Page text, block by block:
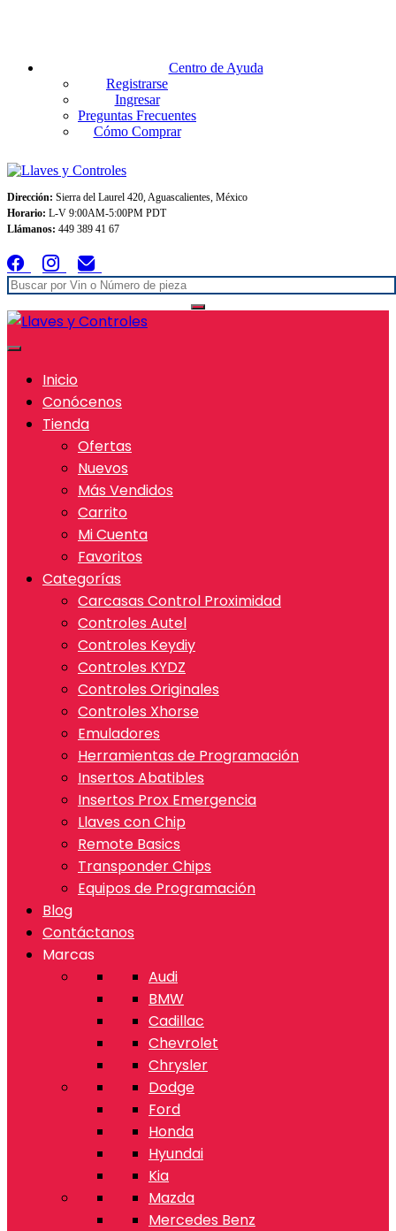
Centro de Ayuda
Registrarse
Ingresar
Preguntas Frecuentes
Cómo Comprar
Dirección: Sierra del Laurel 420, Aguascalientes, México
Horario: L-V 9:00AM-5:00PM PDT
Llámanos: 449 389 41 67
Inicio
Conócenos
Tienda
Ofertas
Nuevos
Más Vendidos
Carrito
Mi Cuenta
Favoritos
Categorías
Carcasas Control Proximidad
Controles Autel
Controles Keydiy
Controles KYDZ
Controles Originales
Controles Xhorse
Emuladores
Herramientas de Programación
Insertos Abatibles
Insertos Prox Emergencia
Llaves con Chip
Remote Basics
Transponder Chips
Equipos de Programación
Blog
Contáctanos
Marcas
Audi
BMW
Cadillac
Chevrolet
Chrysler
Dodge
Ford
Honda
Hyundai
Kia
Mazda
Mercedes Benz